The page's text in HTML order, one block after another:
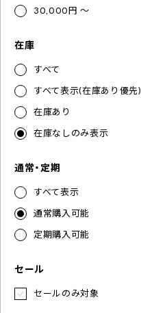
30,000円 ～
在庫
すべて
すべて表示(在庫あり優先)
在庫あり
在庫なしのみ表示
通常・定期
すべて表示
通常購入可能
定期購入可能
セール
セールのみ対象